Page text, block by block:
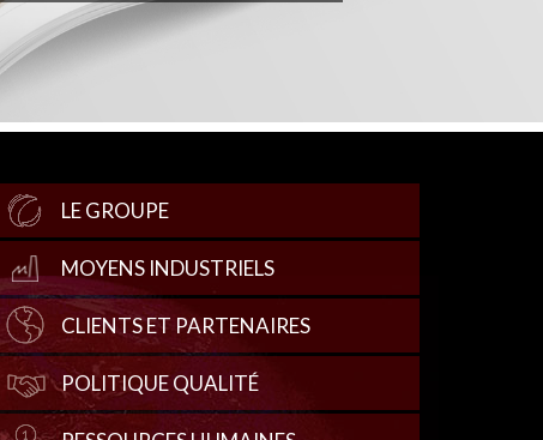
LE GROUPE
MOYENS INDUSTRIELS
CLIENTS ET PARTENAIRES
POLITIQUE QUALITÉ